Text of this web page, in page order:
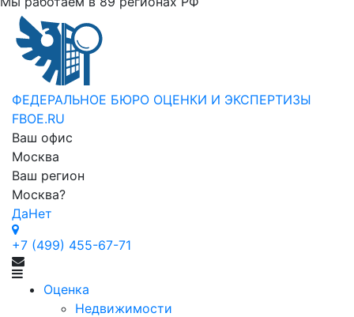
ФЕДЕРАЛЬНОЕ БЮРО ОЦЕНКИ И ЭКСПЕРТИЗЫ
FBOE.RU
Ваш офис
Москва
Ваш регион
Москва?
ДаНет
+7 (499) 455-67-71
Оценка
Недвижимости